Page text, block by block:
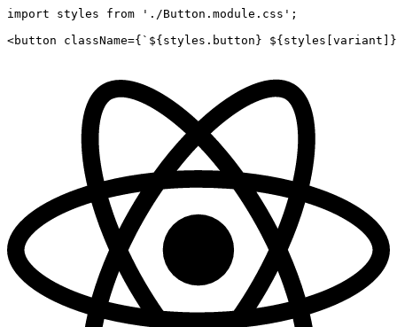
import styles from './Button.module.css' ;
<button className={ `${styles . button} ${styles [variant ]